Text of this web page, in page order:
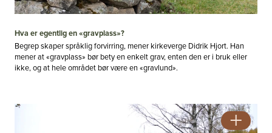
Hva er egentlig en «gravplass»?
Begrep skaper språklig forvirring, mener kirkeverge Didrik Hjort. Han
mener at «gravplass» bør bety en enkelt grav, enten den er i bruk eller
ikke, og at hele området bør være en «gravlund».